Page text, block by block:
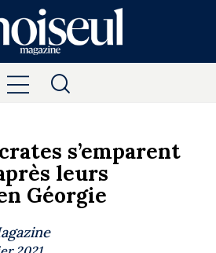
s’emparent
leurs
Géorgie